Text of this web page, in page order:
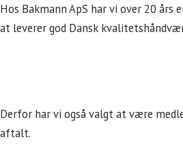
Hos Bakmann ApS har vi over 20
at leverer god Dansk
Derfor har vi også valgt at være
aftalt.